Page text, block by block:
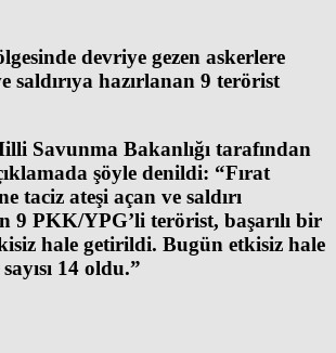
devriye gezen askerlere
saldırıya hazırlanan 9 terörist
Savunma Bakanlığı tarafından
şöyle denildi: “Fırat
taciz ateşi açan ve saldırı
9 PKK/YPG’li terörist, başarılı bir
hale getirildi. Bugün etkisiz hale
14 oldu.”